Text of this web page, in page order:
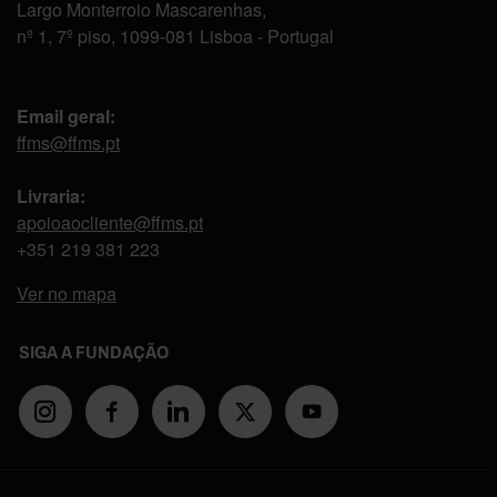
Largo Monterroio Mascarenhas,
nº 1, 7º piso, 1099-081 Lisboa - Portugal
Email geral:
ffms@ffms.pt
Livraria:
apoioaocliente@ffms.pt
+351 219 381 223
Ver no mapa
SIGA A FUNDAÇÃO